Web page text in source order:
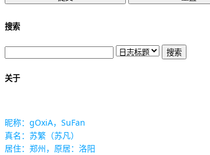
搜索
关于
昵称：gOxiA，SuFan
真名：苏繁（苏凡）
居住：郑州，原居：洛阳